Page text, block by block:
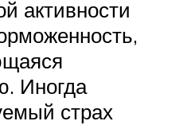
активности
Иногда
страх